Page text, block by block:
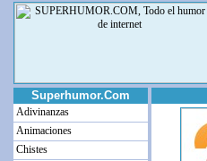
Superhumor.Com
Adivinanzas
Animaciones
Chistes